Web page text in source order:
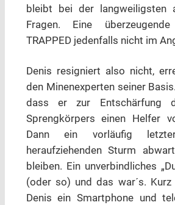
bleibt bei der langweiligsten
Fragen. Eine
TRAPPED jedenfalls nicht im
Denis resigniert also nicht,
den Minenexperten seiner
dass er zur Entschärfung
Sprengkörpers einen Helfer
Dann ein vorläufig
heraufziehenden Sturm
bleiben. Ein unverbindliches
(oder so) und das war´s.
Denis ein Smartphone und